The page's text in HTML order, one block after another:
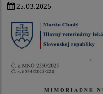
25.03.2025